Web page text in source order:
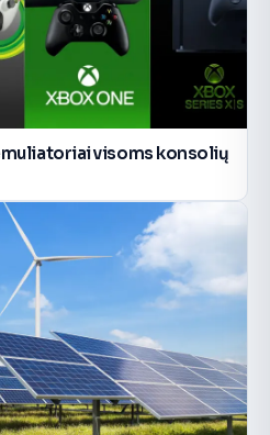
visoms konsolių